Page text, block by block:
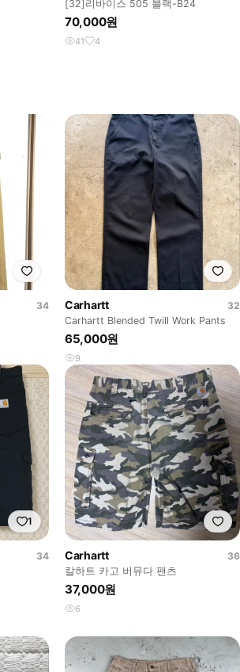
[32]리바이스 505 블랙-B24
70,000원
41 4
34
Carhartt
32
Carhartt Blended Twill Work Pants
65,000원
9
1
34
Carhartt
36
칼하트 카고 버뮤다 팬츠
37,000원
6